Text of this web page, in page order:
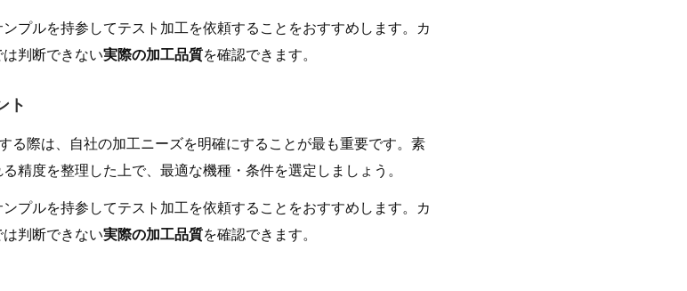
プルを持参してテスト加工を依頼することをおすすめします。カ
判断できない実際の加工品質を確認できます。
ト
る際は、自社の加工ニーズを明確にすることが最も重要です。素
精度を整理した上で、最適な機種・条件を選定しましょう。
プルを持参してテスト加工を依頼することをおすすめします。カ
判断できない実際の加工品質を確認できます。